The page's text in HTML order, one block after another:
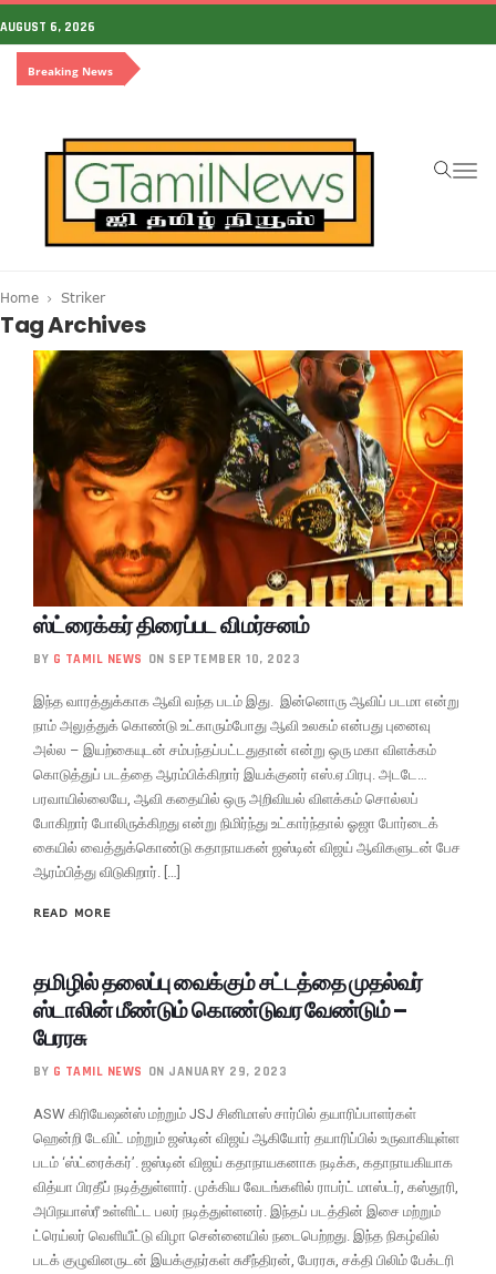
AUGUST 6, 2026
Breaking News
Home Striker
Tag Archives
ஸ்ட்ரைக்கர் திரைப்பட விமர்சனம்
BY G TAMIL NEWS ON SEPTEMBER 10, 2023
இந்த வாரத்துக்காக ஆவி வந்த படம் இது. இன்னொரு ஆவிப் படமா என்று
நாம் அலுத்துக் கொண்டு உட்காரும்போது ஆவி உலகம் என்பது புனைவு
அல்ல – இயற்கையுடன் சம்பந்தப்பட்டதுதான் என்று ஒரு மகா விளக்கம்
கொடுத்துப் படத்தை ஆரம்பிக்கிறார் இயக்குனர் எஸ்.ஏ.பிரபு. அடடே…
பரவாயில்லையே, ஆவி கதையில் ஒரு அறிவியல் விளக்கம் சொல்லப்
போகிறார் போலிருக்கிறது என்று நிமிர்ந்து உட்கார்ந்தால் ஓஜா போர்டைக்
கையில் வைத்துக்கொண்டு கதாநாயகன் ஜஸ்டின் விஜய் ஆவிகளுடன் பேச
ஆரம்பித்து விடுகிறார். […]
READ MORE
தமிழில் தலைப்பு வைக்கும் சட்டத்தை முதல்வர்
ஸ்டாலின் மீண்டும் கொண்டுவர வேண்டும் –
பேரரசு
BY G TAMIL NEWS ON JANUARY 29, 2023
ASW கிரியேஷன்ஸ் மற்றும் JSJ சினிமாஸ் சார்பில் தயாரிப்பாளர்கள்
ஹென்றி டேவிட் மற்றும் ஜஸ்டின் விஜய் ஆகியோர் தயாரிப்பில் உருவாகியுள்ள
படம் ‘ஸ்ட்ரைக்கர்’. ஜஸ்டின் விஜய் கதாநாயகனாக நடிக்க, கதாநாயகியாக
வித்யா பிரதீப் நடித்துள்ளார். முக்கிய வேடங்களில் ராபர்ட் மாஸ்டர், கஸ்தூரி,
அபிநயாஸ்ரீ உள்ளிட்ட பலர் நடித்துள்ளனர். இந்தப் படத்தின் இசை மற்றும்
ட்ரெய்லர் வெளியீட்டு விழா சென்னையில் நடைபெற்றது. இந்த நிகழ்வில்
படக் குழுவினருடன் இயக்குநர்கள் சுசீந்திரன், பேரரசு, சக்தி பிலிம் பேக்டரி